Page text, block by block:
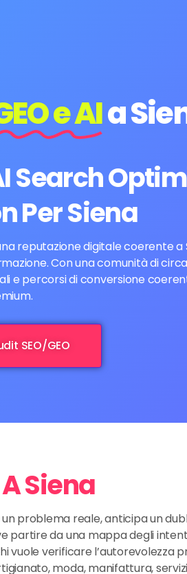
e AIa
Per Siena
reputazione digitale coerente a
Con una comunità di
e percorsi di conversione
SEO/GEO
Siena
problema reale, anticipa un
partire da una mappa degli
verificare l’autorevolezza
moda, manifattura,